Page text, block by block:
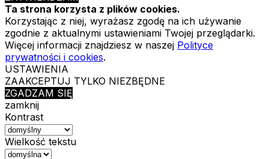
Ta strona korzysta z plików cookies.
Korzystając z niej, wyrażasz zgodę na ich używanie
zgodnie z aktualnymi ustawieniami Twojej przeglądarki.
Więcej informacji znajdziesz w naszej Polityce
prywatności i cookies.
USTAWIENIA
ZAAKCEPTUJ TYLKO NIEZBĘDNE
ZGADZAM SIĘ
zamknij
Kontrast
Wielkość tekstu